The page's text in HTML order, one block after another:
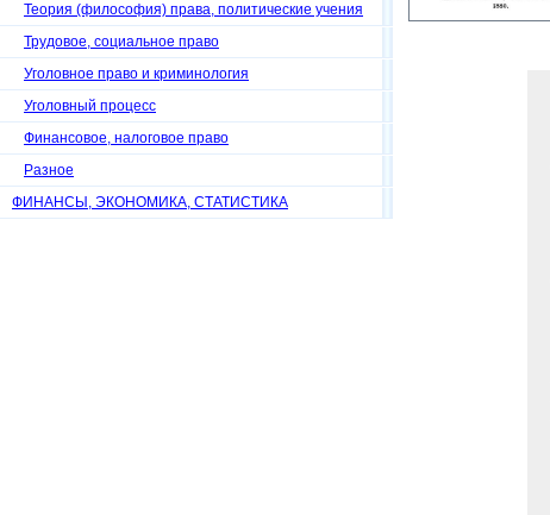
Теория (философия) права, политические учения
Трудовое, социальное право
Уголовное право и криминология
Уголовный процесс
Финансовое, налоговое право
Разное
ФИНАНСЫ, ЭКОНОМИКА, СТАТИСТИКА